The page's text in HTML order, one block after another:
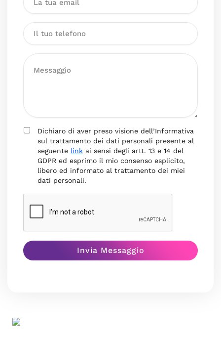
Dichiaro di aver preso visione dell’Informativa
sul trattamento dei dati personali presente al
seguente link ai sensi degli artt. 13 e 14 del
GDPR ed esprimo il mio consenso esplicito,
libero ed informato al trattamento dei miei
dati personali.